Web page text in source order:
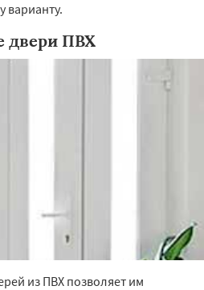
варианту.
двери ПВХ
из ПВХ позволяет им